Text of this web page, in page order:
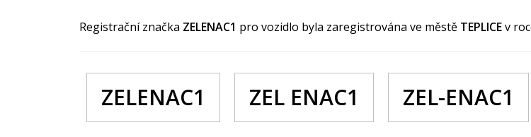
Registrační značka ZELENAC1 pro vozidlo byla zaregistrována ve městě TEPLICEv
ZELENAC1 ZEL ENAC1 ZEL-ENAC1